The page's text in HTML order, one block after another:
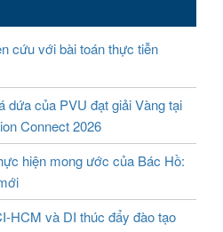
cứu với bài toán thực tiễn
dứa của PVU đạt giải Vàng tại
Connect 2026
hiện mong ước của Bác Hồ:
HCM và DI thúc đẩy đào tạo